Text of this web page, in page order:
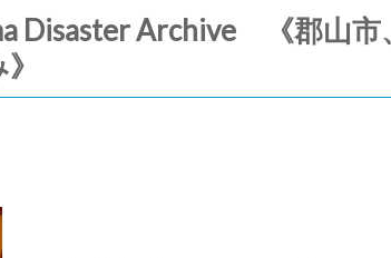
Disaster Archive 《郡山市